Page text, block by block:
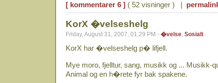
[ kommentarer 6 ] ( 52 visninger ) |
KorX �velseshelg
Friday, August 31, 2007, 01:29 PM - �velse, Sosialt
KorX har �velseshelg p� lifjell.
Mye moro, fjelltur, sang, musikk og ... Musikk-
Animal og en h�rete fyr bak spakene.